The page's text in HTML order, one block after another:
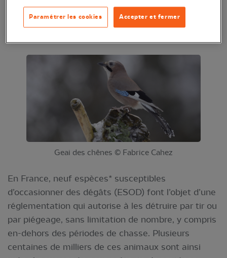
appellent le gouvernement à prendre en compte
ces résultats et mettre fin à des destructions
Geai des chênes © Fabrice Cahez
En France, neuf espèces* susceptibles
d’occasionner des dégâts (ESOD) font l’objet d’une
réglementation qui autorise à les détruire par tir ou
par piégeage, sans limitation de nombre, y compris
en-dehors des périodes de chasse. Plusieurs
centaines de milliers de ces animaux sont ainsi
Accepter et fermer
Paramétrer les cookies